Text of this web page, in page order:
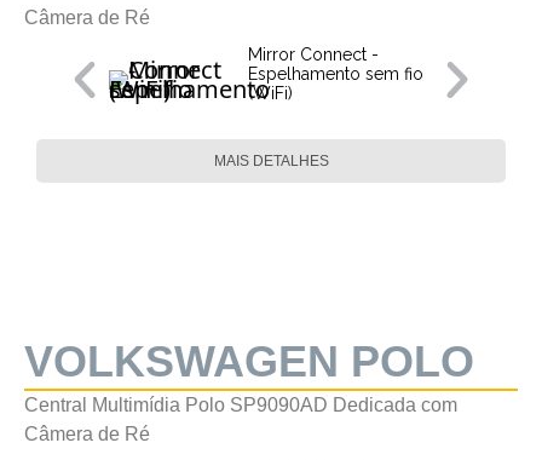
Câmera de Ré
Mirror Connect -
Espelhamento sem fio
(WiFi)
MAIS DETALHES
VOLKSWAGEN POLO
Central Multimídia Polo SP9090AD Dedicada com
Câmera de Ré